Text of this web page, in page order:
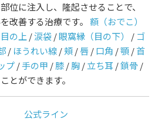
位に注入し、隆起させることで、
改善する治療です。 額（おでこ）
目の上 /涙袋/眼窩縁（目の下） / ゴ
/ ほうれい線/頬/唇/口角 /顎/首
プ/手の甲 /膝/胸/立ち耳/鎖骨 /
とができます。
公式ライン